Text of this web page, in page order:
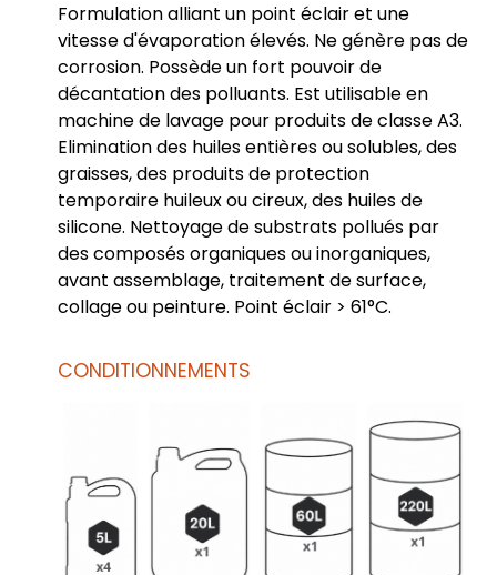
Formulation alliant un point éclair et une
vitesse d'évaporation élevés. Ne génère pas de
corrosion. Possède un fort pouvoir de
décantation des polluants. Est utilisable en
machine de lavage pour produits de classe A3.
Elimination des huiles entières ou solubles, des
graisses, des produits de protection
temporaire huileux ou cireux, des huiles de
silicone. Nettoyage de substrats pollués par
des composés organiques ou inorganiques,
avant assemblage, traitement de surface,
collage ou peinture. Point éclair > 61°C.
CONDITIONNEMENTS